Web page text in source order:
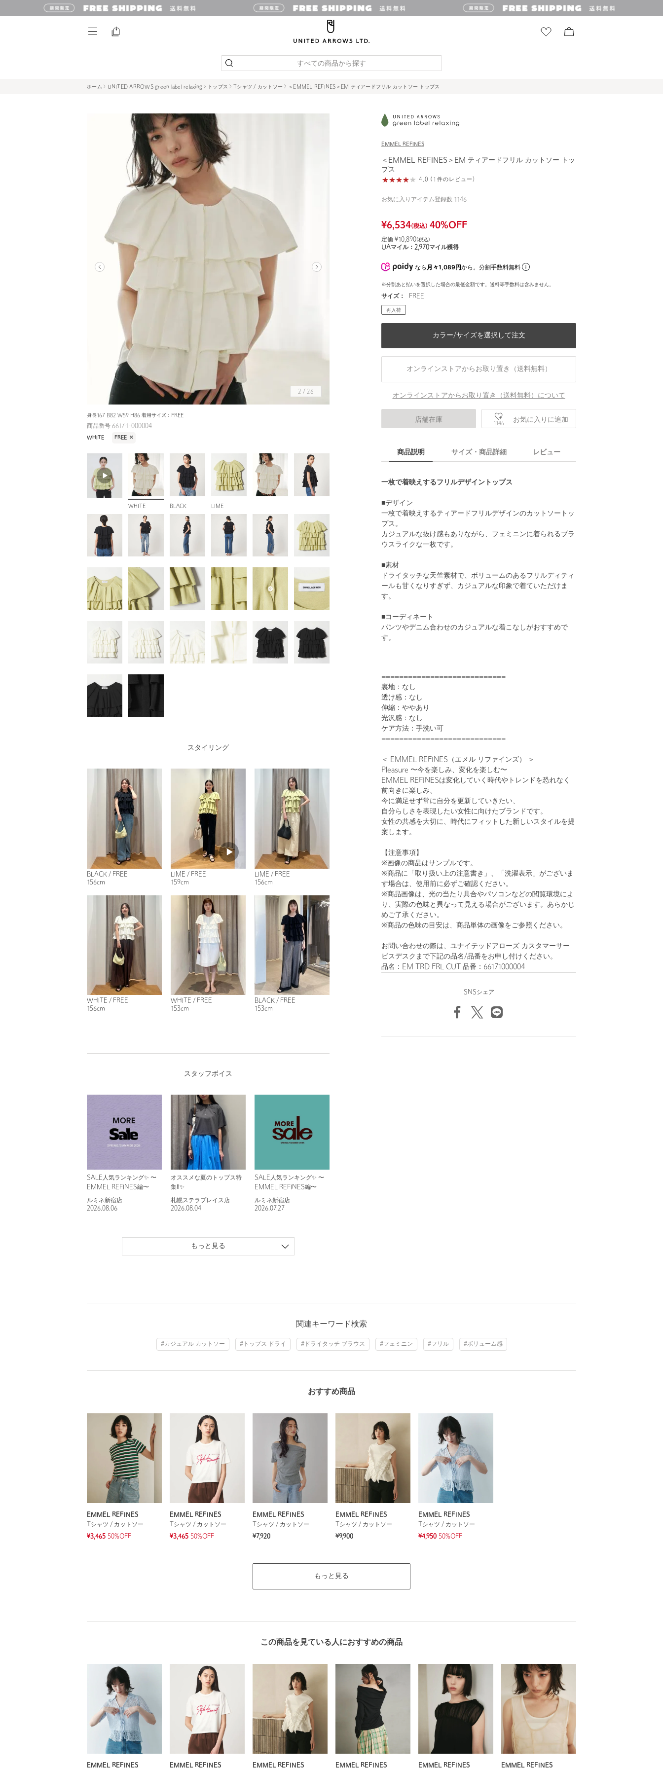
すべての商品から探す
ホーム UNITED ARROWS green label relaxing トップス Tシャツ / カットソー ＜EMMEL REFINES＞EM ティアードフリル カットソー トップス
身長167 B82 W59 H86 着用サイズ：FREE 身長172 B80 W60 H88 着用サイズ：FREE
2 / 26
商品番号 6617-1-000004
WHITE FREE ✕
WHITE BLACK LIME
EMMEL REFINES
＜EMMEL REFINES＞EM ティアードフリル カットソー トッ
プス
4.0 (1件のレビュー)
お気に入りアイテム登録数 1146
¥6,534(税込) 40%OFF
定価 ¥10,890(税込)
UAマイル： 2,970マイル獲得
なら 月々1,089円から。分割手数料無料
※分割あと払いを選択した場合の最低金額です。送料等手数料は含みません。
サイズ： FREE
再入荷
カラー/サイズを選択して注文
オンラインストアからお取り置き（送料無料）
オンラインストアからお取り置き（送料無料）について
店舗在庫
1146 お気に入りに追加
商品説明 サイズ・商品詳細 レビュー
一枚で着映えするフリルデザイントップス
■デザイン
一枚で着映えするティアードフリルデザインのカットソートッ
プス。
カジュアルな抜け感もありながら、フェミニンに着られるブラ
ウスライクな一枚です。
■素材
ドライタッチな天竺素材で、ボリュームのあるフリルディティ
ールも甘くなりすぎず、カジュアルな印象で着ていただけま
す。
■コーディネート
パンツやデニム合わせのカジュアルな着こなしがおすすめで
す。
============================
裏地：なし
透け感：なし
伸縮：ややあり
光沢感：なし
ケア方法：手洗い可
============================
＜ EMMEL REFINES（エメル リファインズ） ＞
Pleasure 〜今を楽しみ、変化を楽しむ〜
EMMEL REFINESは変化していく時代やトレンドを恐れなく
前向きに楽しみ、
今に満足せず常に自分を更新していきたい、
自分らしさを表現したい女性に向けたブランドです。
女性の共感を大切に、時代にフィットした新しいスタイルを提
案します。
【注意事項】
※画像の商品はサンプルです。
※商品に「取り扱い上の注意書き」、「洗濯表示」がございま
す場合は、使用前に必ずご確認ください。
※商品画像は、光の当たり具合やパソコンなどの閲覧環境によ
り、実際の色味と異なって見える場合がございます。あらかじ
めご了承ください。
※商品の色味の目安は、商品単体の画像をご参照ください。
お問い合わせの際は、ユナイテッドアローズ カスタマーサー
ビスデスクまで下記の品名/品番をお申し付けください。
品名：EM TRD FRL CUT 品番：66171000004
SNSシェア
スタイリング
BLACK / FREE
156cm
LIME / FREE
159cm
LIME / FREE
156cm
WHITE / FREE
156cm
WHITE / FREE
153cm
BLACK / FREE
153cm
スタッフボイス
SALE人気ランキング✨ 〜
EMMEL REFINES編〜
ルミネ新宿店
2026.08.06
オススメな夏のトップス特
集‼️✨
札幌ステラプレイス店
2026.08.04
SALE人気ランキング✨ 〜
EMMEL REFINES編〜
ルミネ新宿店
2026.07.27
もっと見る
関連キーワード検索
#カジュアル カットソー #トップス ドライ #ドライタッチ ブラウス #フェミニン #フリル #ボリューム感
おすすめ商品
EMMEL REFINES
Tシャツ / カットソー
¥3,465 50%OFF
EMMEL REFINES
Tシャツ / カットソー
¥3,465 50%OFF
EMMEL REFINES
Tシャツ / カットソー
¥7,920
EMMEL REFINES
Tシャツ / カットソー
¥9,900
EMMEL REFINES
Tシャツ / カットソー
¥4,950 50%OFF
もっと見る
この商品を見ている人におすすめの商品
EMMEL REFINES EMMEL REFINES EMMEL REFINES EMMEL REFINES EMMEL REFINES EMMEL REFINES